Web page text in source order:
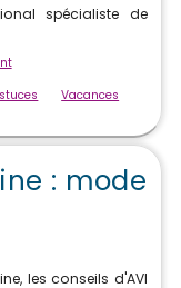
spécialiste de
Vacances
: mode
les conseils d'AVI